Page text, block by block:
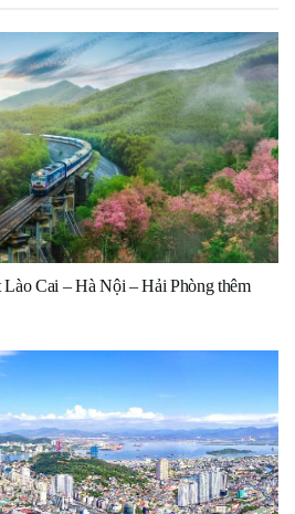
Cai – Hà Nội – Hải Phòng thêm